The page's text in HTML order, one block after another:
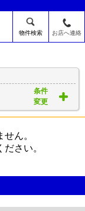
物件検索 お店へ連絡
条件
変更
ん。
さい。